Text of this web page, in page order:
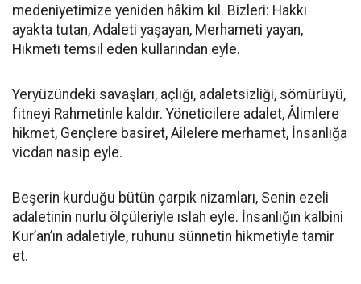
medeniyetimize yeniden hâkim kıl. Bizleri: Hakkı
ayakta tutan, Adaleti yaşayan, Merhameti yayan,
Hikmeti temsil eden kullarından eyle.
Yeryüzündeki savaşları, açlığı, adaletsizliği, sömürüyü,
fitneyi Rahmetinle kaldır. Yöneticilere adalet, Âlimlere
hikmet, Gençlere basiret, Ailelere merhamet, İnsanlığa
vicdan nasip eyle.
Beşerin kurduğu bütün çarpık nizamları, Senin ezeli
adaletinin nurlu ölçüleriyle ıslah eyle. İnsanlığın kalbini
Kur’an’ın adaletiyle, ruhunu sünnetin hikmetiyle tamir
et.